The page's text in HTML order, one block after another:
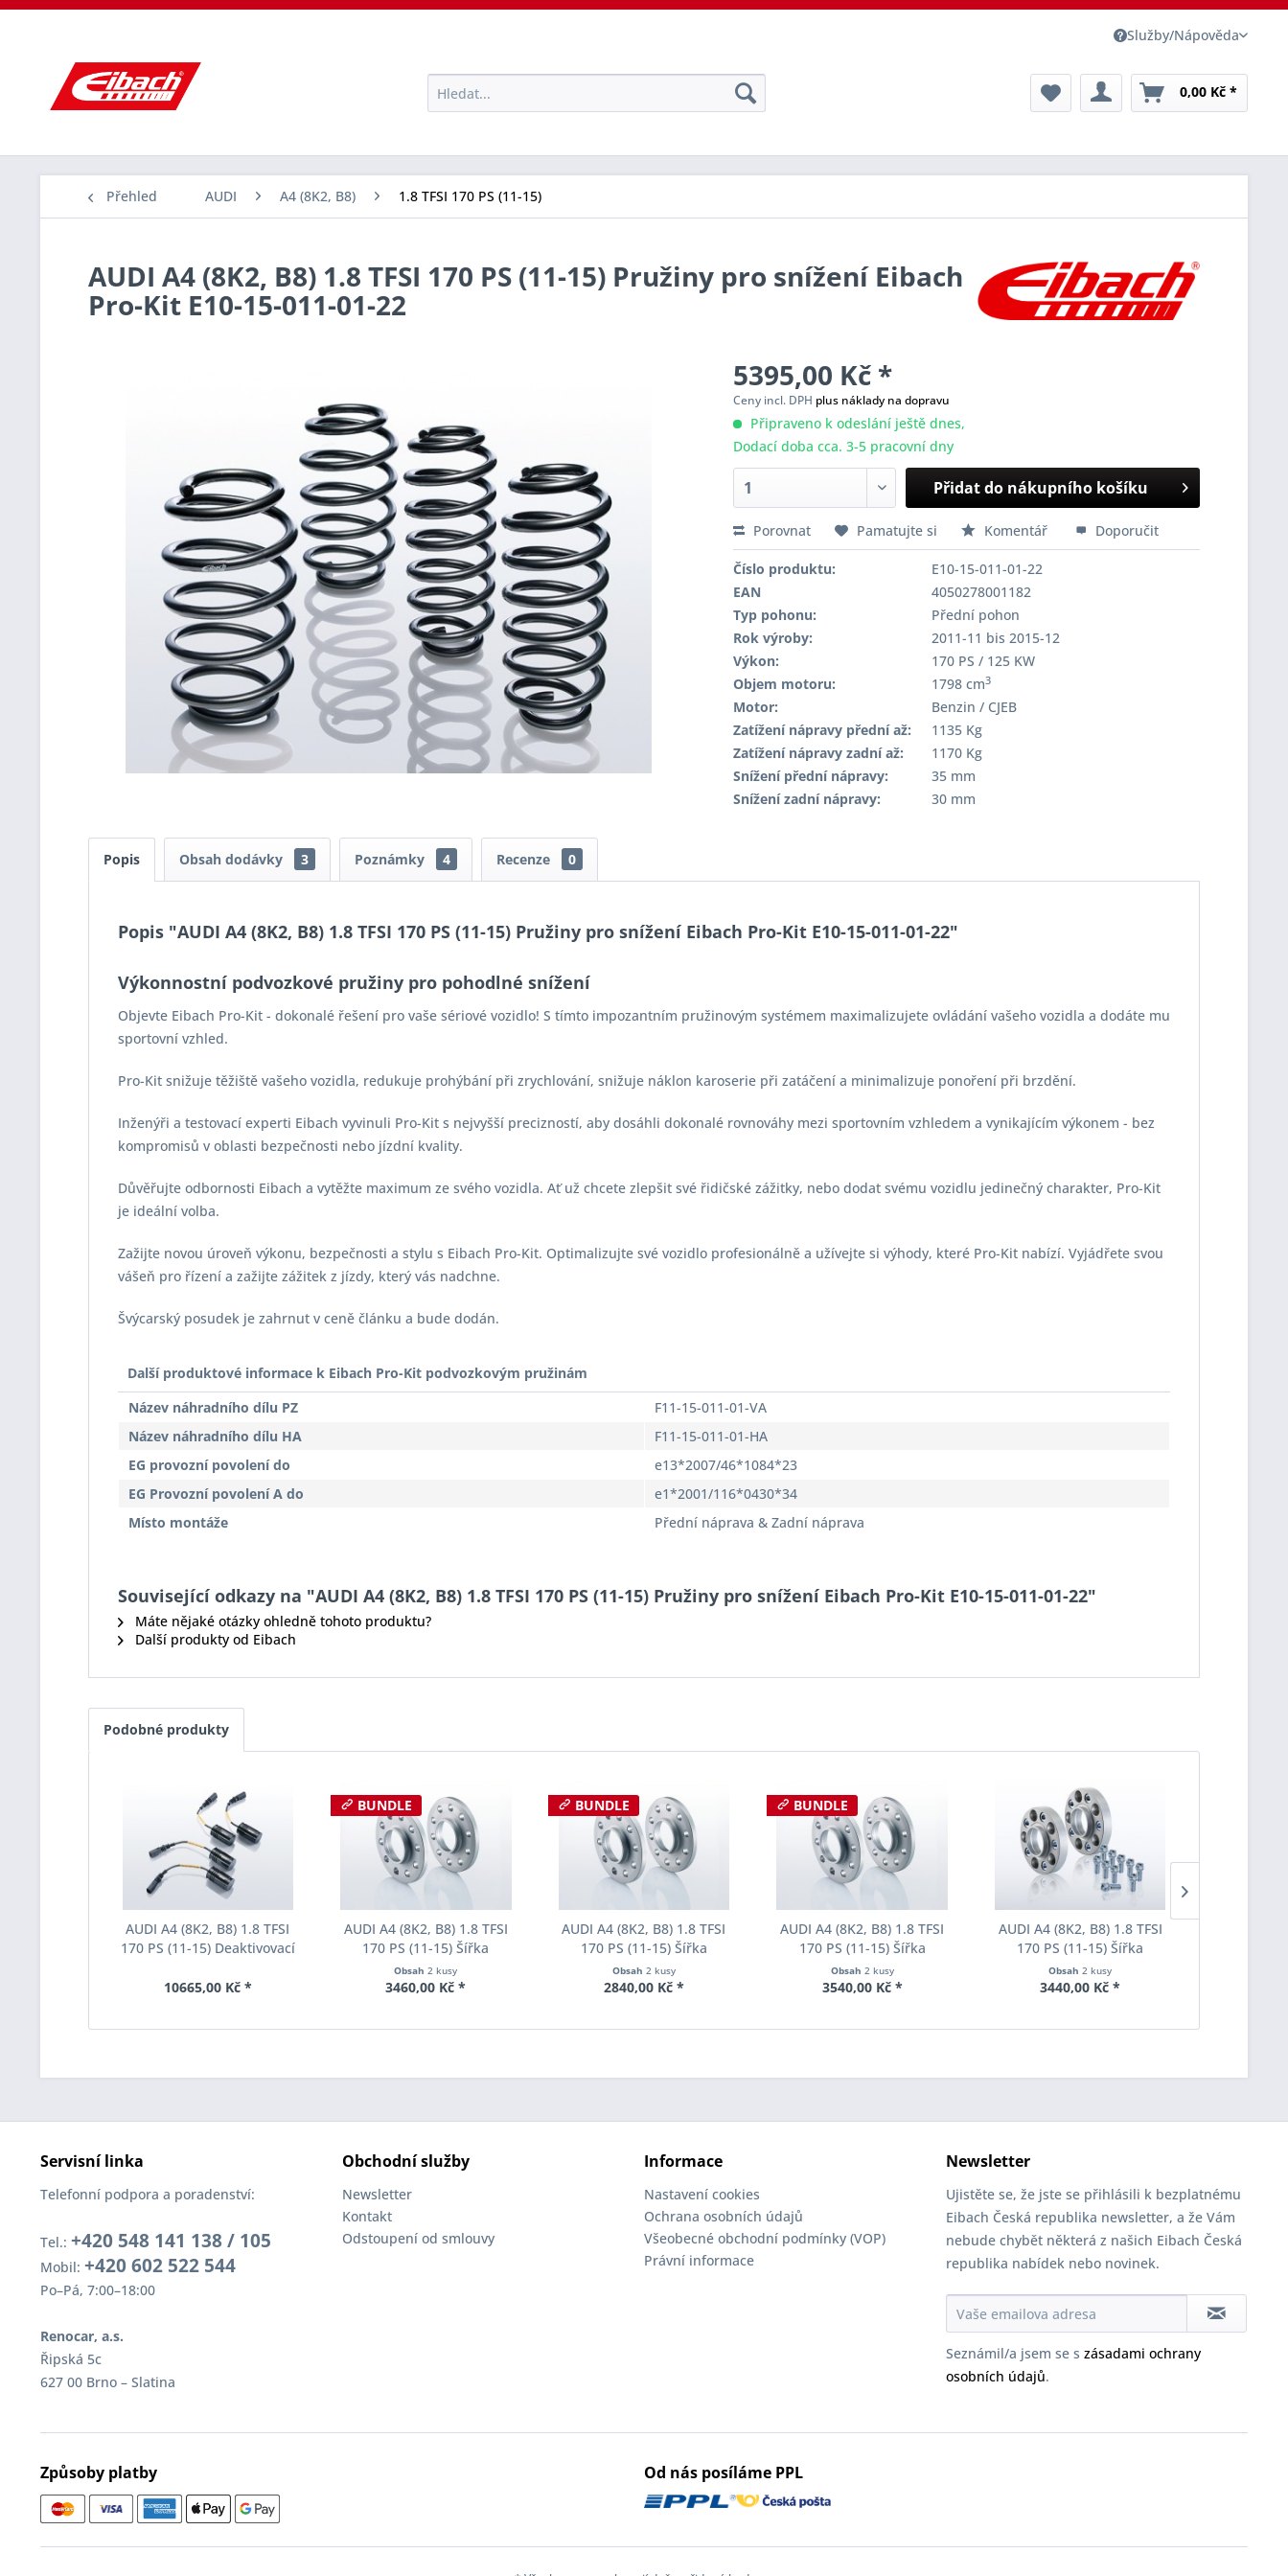
Služby/Nápověda
0,00 Kč *
Přehled AUDI A4 (8K2, B8) 1.8 TFSI 170 PS (11-15)
AUDI A4 (8K2, B8) 1.8 TFSI 170 PS (11-15) Pružiny pro snížení Eibach
Pro-Kit E10-15-011-01-22
5395,00 Kč *
Ceny incl. DPH plus náklady na dopravu
Připraveno k odeslání ještě dnes,
Dodací doba cca. 3-5 pracovní dny
Přidat do nákupního košíku
Porovnat Pamatujte si Komentář Doporučit
Číslo produktu:
E10-15-011-01-22
EAN
4050278001182
Typ pohonu:
Přední pohon
Rok výroby:
2011-11 bis 2015-12
Výkon:
170 PS / 125 KW
Objem motoru:
1798 cm3
Motor:
Benzin / CJEB
Zatížení nápravy přední až:
1135 Kg
Zatížení nápravy zadní až:
1170 Kg
Snížení přední nápravy:
35 mm
Snížení zadní nápravy:
30 mm
Popis Obsah dodávky 3 Poznámky 4 Recenze 0
Popis "AUDI A4 (8K2, B8) 1.8 TFSI 170 PS (11-15) Pružiny pro snížení Eibach Pro-Kit E10-15-011-01-22"
Výkonnostní podvozkové pružiny pro pohodlné snížení
Objevte Eibach Pro-Kit - dokonalé řešení pro vaše sériové vozidlo! S tímto impozantním pružinovým systémem maximalizujete ovládání vašeho vozidla a dodáte mu
sportovní vzhled.
Pro-Kit snižuje těžiště vašeho vozidla, redukuje prohýbání při zrychlování, snižuje náklon karoserie při zatáčení a minimalizuje ponoření při brzdění.
Inženýři a testovací experti Eibach vyvinuli Pro-Kit s nejvyšší precizností, aby dosáhli dokonalé rovnováhy mezi sportovním vzhledem a vynikajícím výkonem - bez
kompromisů v oblasti bezpečnosti nebo jízdní kvality.
Důvěřujte odbornosti Eibach a vytěžte maximum ze svého vozidla. Ať už chcete zlepšit své řidičské zážitky, nebo dodat svému vozidlu jedinečný charakter, Pro-Kit
je ideální volba.
Zažijte novou úroveň výkonu, bezpečnosti a stylu s Eibach Pro-Kit. Optimalizujte své vozidlo profesionálně a užívejte si výhody, které Pro-Kit nabízí. Vyjádřete svou
vášeň pro řízení a zažijte zážitek z jízdy, který vás nadchne.
Švýcarský posudek je zahrnut v ceně článku a bude dodán.
Další produktové informace k Eibach Pro-Kit podvozkovým pružinám
Název náhradního dílu PZ
F11-15-011-01-VA
Název náhradního dílu HA
F11-15-011-01-HA
EG provozní povolení do
e13*2007/46*1084*23
EG Provozní povolení A do
e1*2001/116*0430*34
Místo montáže
Přední náprava & Zadní náprava
Související odkazy na "AUDI A4 (8K2, B8) 1.8 TFSI 170 PS (11-15) Pružiny pro snížení Eibach Pro-Kit E10-15-011-01-22"
Máte nějaké otázky ohledně tohoto produktu?
Další produkty od Eibach
Podobné produkty
AUDI A4 (8K2, B8) 1.8 TFSI
170 PS (11-15) Deaktivovací
AM65-15-011-01-22
10665,00 Kč *
BUNDLE
AUDI A4 (8K2, B8) 1.8 TFSI
170 PS (11-15) Šířka
rozchodu Eibach Pro-Spacer
S90-2-12-004 System2
Obsah2 kusy
3460,00 Kč *
BUNDLE
AUDI A4 (8K2, B8) 1.8 TFSI
170 PS (11-15) Šířka
rozchodu Eibach Pro-Spacer
S90-2-15-017 System2
Obsah 2 kusy
2840,00 Kč *
BUNDLE
AUDI A4 (8K2, B8) 1.8 TFSI
170 PS (11-15) Šířka
rozchodu Eibach Pro-Spacer
S90-2-20-007 System2
Obsah 2 kusy
3540,00 Kč *
AUDI A4 (8K2, B8) 1.8 TFSI
170 PS (11-15) Šířka
rozchodu Eibach Pro-Spacer
S90-7-20-016 System7
Obsah2 kusy
3440,00 Kč *
Servisní linka
Telefonní podpora a poradenství:
Tel.: +420 548 141 138 / 105
Mobil: +420 602 522 544
Po–Pá, 7:00–18:00
Renocar, a.s.
Řipská 5c
627 00 Brno – Slatina
Obchodní služby
Newsletter
Kontakt
Odstoupení od smlouvy
Informace
Nastavení cookies
Ochrana osobních údajů
Všeobecné obchodní podmínky (VOP)
Právní informace
Newsletter
Ujistěte se, že jste se přihlásili k bezplatnému
Eibach Česká republika newsletter, a že Vám
nebude chybět některá z našich Eibach Česká
republika nabídek nebo novinek.
Seznámil/a jsem se s zásadami ochrany
osobních údajů.
Způsoby platby Od nás posíláme PPL